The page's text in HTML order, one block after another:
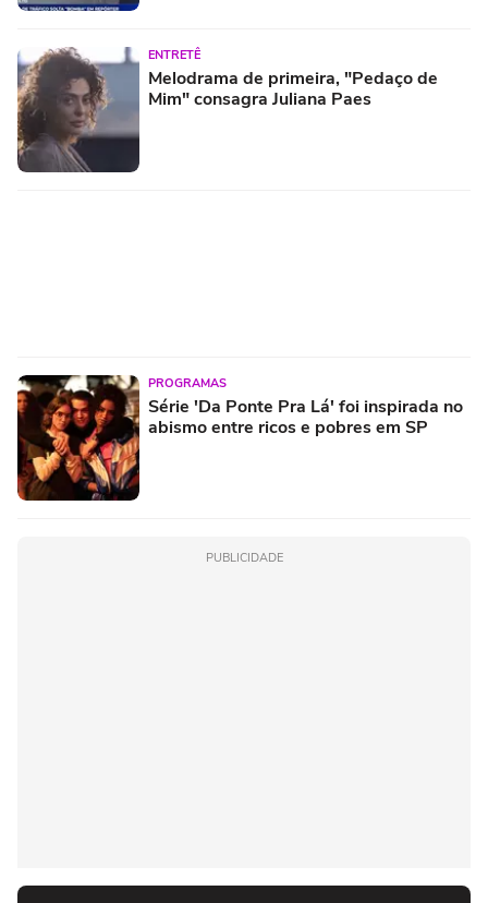
ENTRETÊ
Melodrama de primeira, "Pedaço de
Mim" consagra Juliana Paes
PROGRAMAS
Série 'Da Ponte Pra Lá' foi inspirada no
abismo entre ricos e pobres em SP
PUBLICIDADE